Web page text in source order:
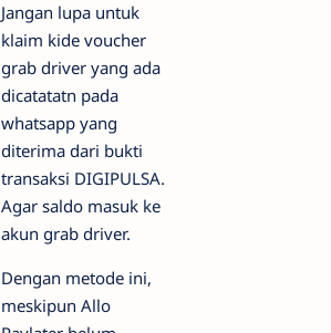
Jangan lupa untuk
klaim kide voucher
grab driver yang ada
dicatatatn pada
whatsapp yang
diterima dari bukti
transaksi DIGIPULSA.
Agar saldo masuk ke
akun grab driver.
Dengan metode ini,
meskipun Allo